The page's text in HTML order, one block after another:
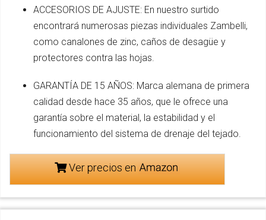
ACCESORIOS DE AJUSTE: En nuestro surtido
encontrará numerosas piezas individuales Zambelli,
como canalones de zinc, caños de desagüe y
protectores contra las hojas.
GARANTÍA DE 15 AÑOS: Marca alemana de primera
calidad desde hace 35 años, que le ofrece una
garantía sobre el material, la estabilidad y el
funcionamiento del sistema de drenaje del tejado.
Ver precios en